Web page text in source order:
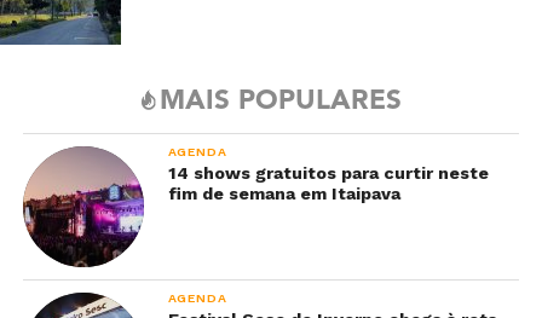
MAIS POPULARES
AGENDA
14 shows gratuitos para curtir neste
fim de semana em Itaipava
AGENDA